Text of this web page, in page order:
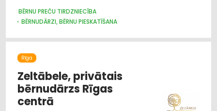
BĒRNU PREČU TIRDZNIECĪBA
BĒRNUDĀRZI, BĒRNU PIESKATĪŠANA
BĒRNU UN JAUNIEŠU BRĪVĀ LAIKA ORGANIZĒŠANA, NOMETNES
SPORTA ORGANIZĀCIJAS
SPORTA UN TŪRISMA PREČU TIRDZNIECĪBA
SPORTA UN TŪRISMA PREČU VAIRUMTIRDZNIECĪBA
MEDICĪNISKĀ PALĪDZĪBA: REHABILITĀCIJA
IZGLĪTĪBA: VISPĀRĒJĀ
Rīga
Zeltābele, privātais
bērnudārzs Rīgas
centrā